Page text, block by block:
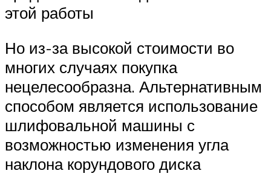
этой работы
Но из-за высокой стоимости во
многих случаях покупка
нецелесообразна. Альтернативным
способом является использование
шлифовальной машины с
возможностью изменения угла
наклона корундового диска